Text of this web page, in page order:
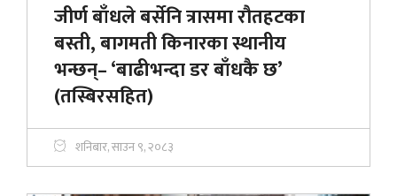
जीर्ण बाँधले बर्सेनि त्रासमा रौतहटका
बस्ती, बागमती किनारका स्थानीय
भन्छन्– ‘बाढीभन्दा डर बाँधकै छ’
(तस्बिरसहित)
शनिबार, साउन ९, २०८३